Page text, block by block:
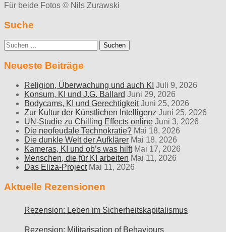
Für beide Fotos © Nils Zurawski
Suche
Suche
nach:
Neueste Beiträge
Religion, Überwachung und auch KI Juli 9, 2026
Konsum, KI und J.G. Ballard Juni 29, 2026
Bodycams, KI und Gerechtigkeit Juni 25, 2026
Zur Kultur der Künstlichen Intelligenz Juni 25, 2026
UN-Studie zu Chilling Effects online Juni 3, 2026
Die neofeudale Technokratie? Mai 18, 2026
Die dunkle Welt der Aufklärer Mai 18, 2026
Kameras, KI und ob’s was hilft Mai 17, 2026
Menschen, die für KI arbeiten Mai 11, 2026
Das Eliza-Project Mai 11, 2026
Aktuelle Rezensionen
Rezension: Leben im Sicherheitskapitalismus
Rezension: Militarisation of Behaviours